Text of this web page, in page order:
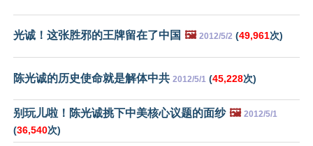
光诚！这张胜邪的王牌留在了中国 🖼️ 2012/5/2 (49,961次)
陈光诚的历史使命就是解体中共 2012/5/1 (45,228次)
别玩儿啦！陈光诚挑下中美核心议题的面纱 🖼️ 2012/5/1
(36,540次)